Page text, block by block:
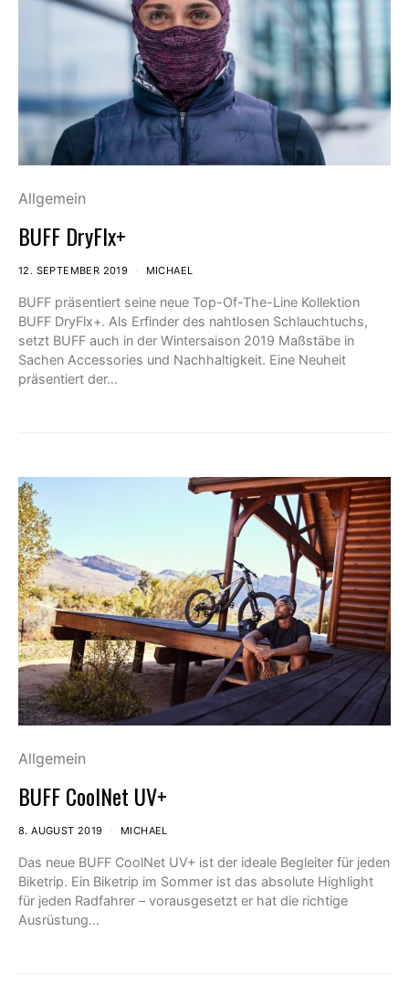
Allgemein
BUFF DryFlx+
12. SEPTEMBER 2019 MICHAEL
BUFF präsentiert seine neue Top-Of-The-Line Kollektion
BUFF DryFlx+. Als Erfinder des nahtlosen Schlauchtuchs,
setzt BUFF auch in der Wintersaison 2019 Maßstäbe in
Sachen Accessories und Nachhaltigkeit. Eine Neuheit
präsentiert der…
Allgemein
BUFF CoolNet UV+
8. AUGUST 2019 MICHAEL
Das neue BUFF CoolNet UV+ ist der ideale Begleiter für jeden
Biketrip. Ein Biketrip im Sommer ist das absolute Highlight
für jeden Radfahrer – vorausgesetzt er hat die richtige
Ausrüstung…